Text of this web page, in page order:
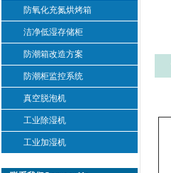
防氧化充氮烘烤箱
洁净低湿存储柜
防潮箱改造方案
防潮柜监控系统
真空脱泡机
工业除湿机
工业加湿机